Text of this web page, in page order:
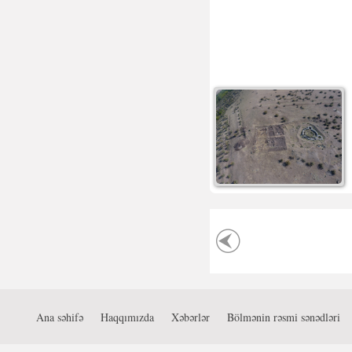
Ana səhifə Haqqımızda Xəbərlər Bölmənin rəsmi sənədləri